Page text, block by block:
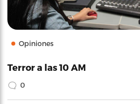
Opiniones
Terror a las 10 AM
0